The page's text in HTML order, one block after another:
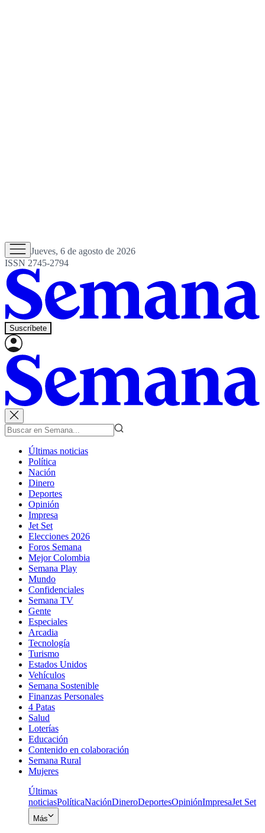
Jueves, 6 de agosto de 2026
ISSN 2745-2794
Suscríbete
Últimas noticias
Política
Nación
Dinero
Deportes
Opinión
Impresa
Jet Set
Elecciones 2026
Foros Semana
Mejor Colombia
Semana Play
Mundo
Confidenciales
Semana TV
Gente
Especiales
Arcadia
Tecnología
Turismo
Estados Unidos
Vehículos
Semana Sostenible
Finanzas Personales
4 Patas
Salud
Loterías
Educación
Contenido en colaboración
Semana Rural
Mujeres
Últimas
noticiasPolíticaNaciónDineroDeportesOpiniónImpresaJet Set
Más